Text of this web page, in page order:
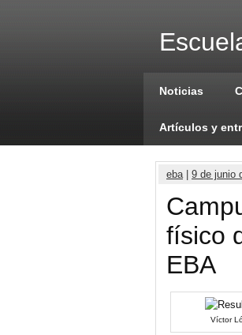
Noticias
Artículos y
eba| 9 de junio
físico
EBA
Víctor